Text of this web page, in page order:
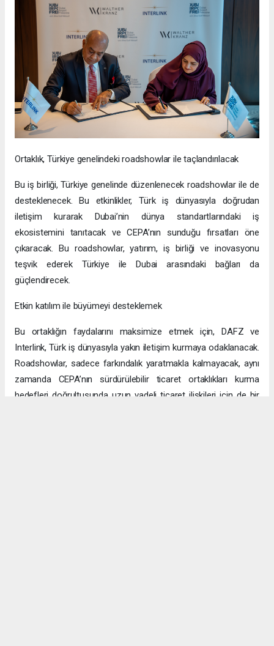
Ortaklık, Türkiye genelindeki roadshowlar ile taçlandırılacak
Bu iş birliği, Türkiye genelinde düzenlenecek roadshowlar ile de
desteklenecek. Bu etkinlikler, Türk iş dünyasıyla doğrudan
iletişim kurarak Dubai’nin dünya standartlarındaki iş
ekosistemini tanıtacak ve CEPA’nın sunduğu fırsatları öne
çıkaracak. Bu roadshowlar, yatırım, iş birliği ve inovasyonu
teşvik ederek Türkiye ile Dubai arasındaki bağları da
güçlendirecek.
Etkin katılım ile büyümeyi desteklemek
Bu ortaklığın faydalarını maksimize etmek için, DAFZ ve
Interlink, Türk iş dünyasıyla yakın iletişim kurmaya odaklanacak.
Roadshowlar, sadece farkındalık yaratmakla kalmayacak, aynı
zamanda CEPA’nın sürdürülebilir ticaret ortaklıkları kurma
hedefleri doğrultusunda uzun vadeli ticaret ilişkileri için de bir